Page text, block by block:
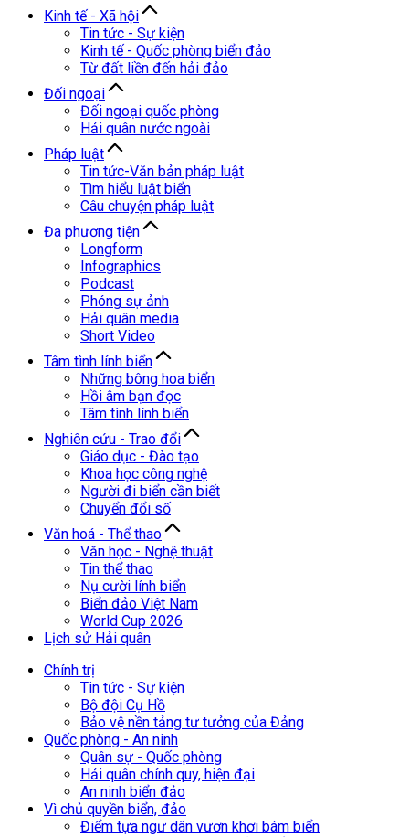
Kinh tế - Xã hội
Tin tức - Sự kiện
Kinh tế - Quốc phòng biển đảo
Từ đất liền đến hải đảo
Đối ngoại
Đối ngoại quốc phòng
Hải quân nước ngoài
Pháp luật
Tin tức-Văn bản pháp luật
Tìm hiểu luật biển
Câu chuyện pháp luật
Đa phương tiện
Longform
Infographics
Podcast
Phóng sự ảnh
Hải quân media
Short Video
Tâm tình lính biển
Những bông hoa biển
Hồi âm bạn đọc
Tâm tình lính biển
Nghiên cứu - Trao đổi
Giáo dục - Đào tạo
Khoa học công nghệ
Người đi biển cần biết
Chuyển đổi số
Văn hoá - Thể thao
Văn học - Nghệ thuật
Tin thể thao
Nụ cười lính biển
Biển đảo Việt Nam
World Cup 2026
Lịch sử Hải quân
Chính trị
Tin tức - Sự kiện
Bộ đội Cụ Hồ
Bảo vệ nền tảng tư tưởng của Đảng
Quốc phòng - An ninh
Quân sự - Quốc phòng
Hải quân chính quy, hiện đại
An ninh biển đảo
Vì chủ quyền biển, đảo
Điểm tựa ngư dân vươn khơi bám biển